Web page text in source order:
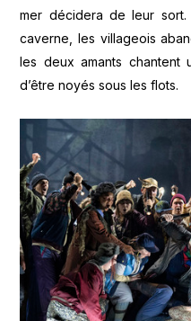
mer décidera de leur sort.
caverne, les villageois
les deux amants chantent
d’être noyés sous les flots.